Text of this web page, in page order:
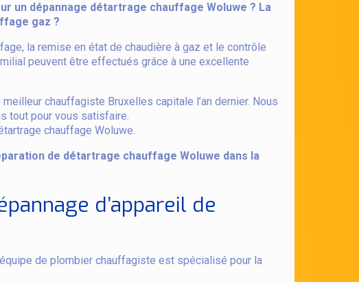
un dépannage détartrage chauffage Woluwe ? La
gaz ?
la remise en état de chaudière à gaz et le contrôle
peuvent être effectués grâce à une excellente
chauffagiste Bruxelles capitale l’an dernier. Nous
tout pour vous satisfaire.
chauffage Woluwe.
de détartrage chauffage Woluwe dans la
d’appareil de
de plombier chauffagiste est spécialisé pour la